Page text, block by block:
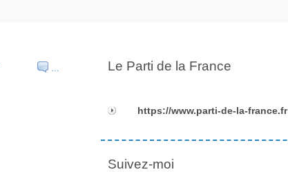
… Le Parti de la France
https://www.parti-de-la-france.fr
Suivez-moi